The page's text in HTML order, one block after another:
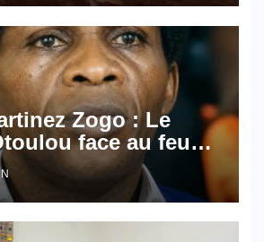
Zogo : Le
face au feu
avocats de la